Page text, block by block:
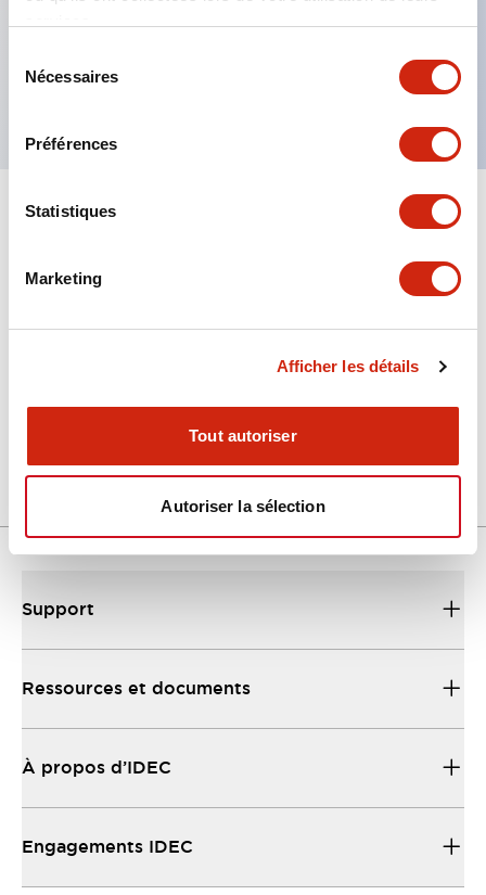
Nécessaires
Préférences
Statistiques
Marketing
Afficher les détails
Tout autoriser
Autoriser la sélection
Le commutateur sélecteur avec clé adopte une
structure à goupille à cylindre haute sécurité
La structure de protection est IP65 (IEC60529)
Support
Ressources et documents
À propos d’IDEC
Engagements IDEC